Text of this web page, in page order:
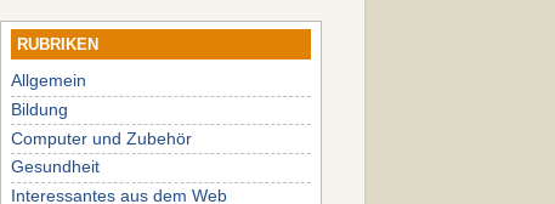
RUBRIKEN
Allgemein
Bildung
Computer und Zubehör
Gesundheit
Interessantes aus dem Web